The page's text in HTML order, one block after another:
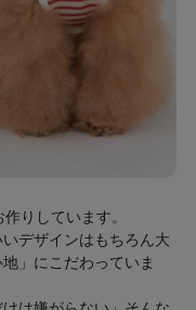
りしています。
デザインはもちろん大
」にこだわっていま